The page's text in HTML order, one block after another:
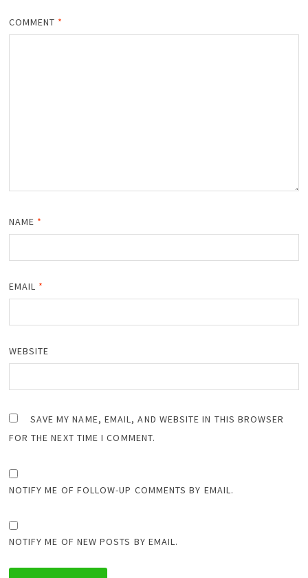
COMMENT *
NAME *
EMAIL *
WEBSITE
SAVE MY NAME, EMAIL, AND WEBSITE IN THIS BROWSER
FOR THE NEXT TIME I COMMENT.
NOTIFY ME OF FOLLOW-UP COMMENTS BY EMAIL.
NOTIFY ME OF NEW POSTS BY EMAIL.